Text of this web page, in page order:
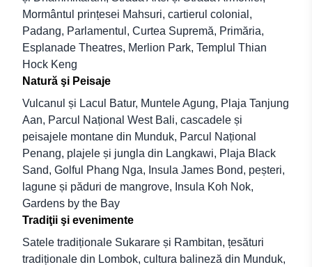
Mormântul prințesei Mahsuri, cartierul colonial,
Padang, Parlamentul, Curtea Supremă, Primăria,
Esplanade Theatres, Merlion Park, Templul Thian
Hock Keng
Natură şi Peisaje
Vulcanul și Lacul Batur, Muntele Agung, Plaja Tanjung
Aan, Parcul Național West Bali, cascadele și
peisajele montane din Munduk, Parcul Național
Penang, plajele și jungla din Langkawi, Plaja Black
Sand, Golful Phang Nga, Insula James Bond, peșteri,
lagune și păduri de mangrove, Insula Koh Nok,
Gardens by the Bay
Tradiţii şi evenimente
Satele tradiționale Sukarare și Rambitan, țesături
tradiționale din Lombok, cultura balineză din Munduk,